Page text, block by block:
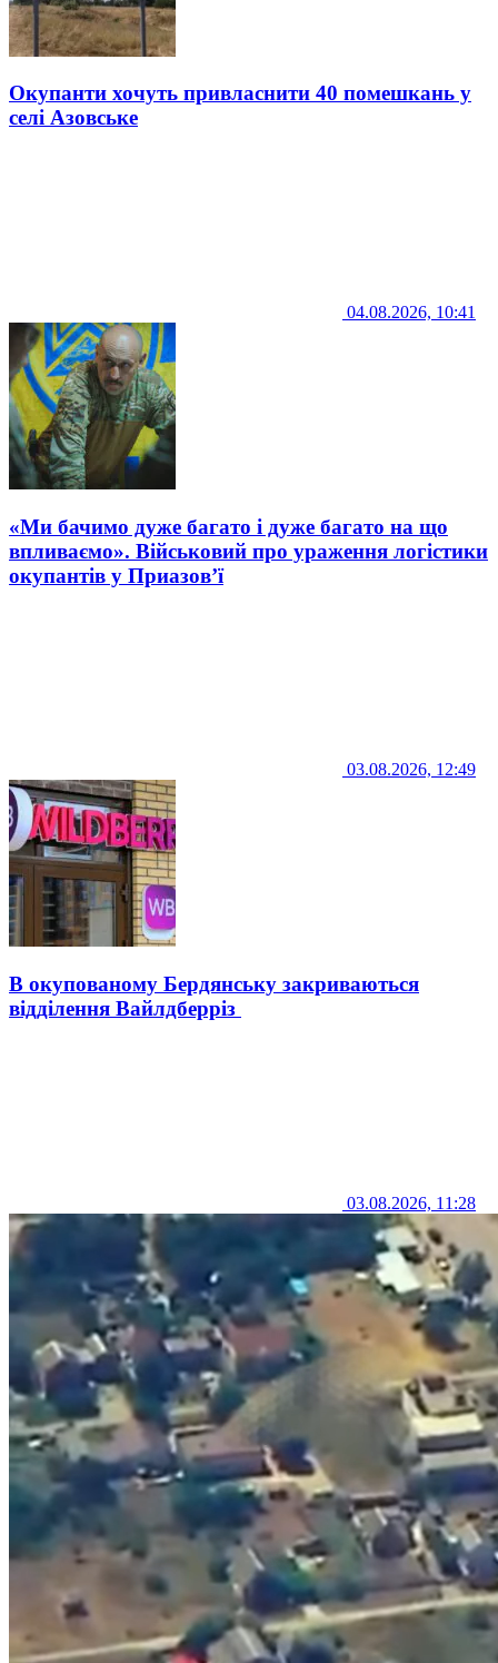
Окупанти хочуть привласнити 40 помешкань у
селі Азовське
04.08.2026, 10:41
«Ми бачимо дуже багато і дуже багато на що
впливаємо». Військовий про ураження логістики
окупантів у Приазов’ї
03.08.2026, 12:49
В окупованому Бердянську закриваються
відділення Вайлдберріз
03.08.2026, 11:28